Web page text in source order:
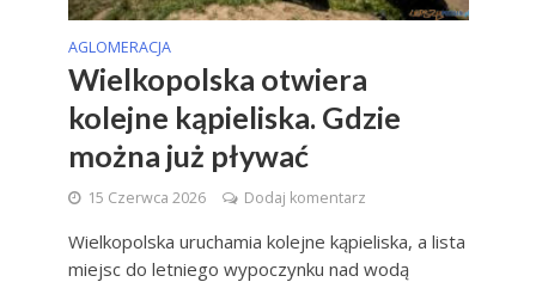
AGLOMERACJA
Wielkopolska otwiera
kolejne kąpieliska. Gdzie
można już pływać
15 Czerwca 2026 Dodaj komentarz
Wielkopolska uruchamia kolejne kąpieliska, a lista
miejsc do letniego wypoczynku nad wodą